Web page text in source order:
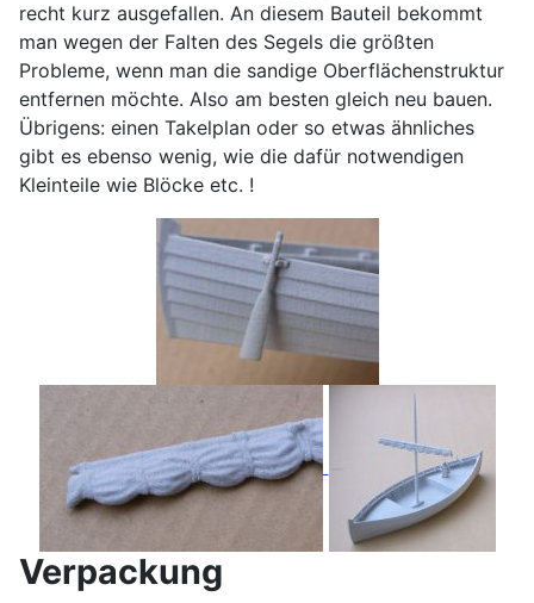
recht kurz ausgefallen. An diesem Bauteil bekommt
man wegen der Falten des Segels die größten
Probleme, wenn man die sandige Oberflächenstruktur
entfernen möchte. Also am besten gleich neu bauen.
Übrigens: einen Takelplan oder so etwas ähnliches
gibt es ebenso wenig, wie die dafür notwendigen
Kleinteile wie Blöcke etc. !
Verpackung